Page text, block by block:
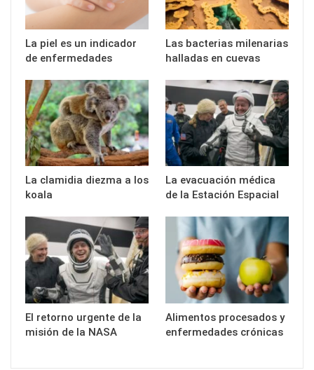
La piel es un indicador
de enfermedades
Las bacterias milenarias
halladas en cuevas
La clamidia diezma a los
koala
La evacuación médica
de la Estación Espacial
El retorno urgente de la
misión de la NASA
Alimentos procesados y
enfermedades crónicas